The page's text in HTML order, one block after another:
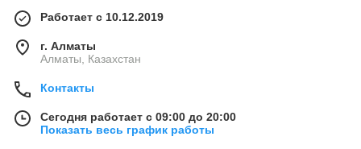
Работает с 10.12.2019
г. Алматы
Алматы, Казахстан
Контакты
Сегодня работает с 09:00 до 20:00
Показать весь график работы